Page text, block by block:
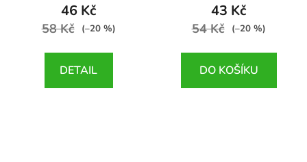
46 Kč
58 Kč (–20 %)
DETAIL
43 Kč
54 Kč (–20 %)
DO KOŠÍKU